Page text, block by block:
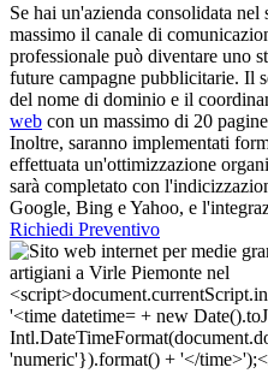
Se hai un'azienda consolidata nel
massimo il canale di
professionale può diventare uno
future campagne pubblicitarie. Il
del nome di dominio e il
web con un massimo di 20
Inoltre, saranno implementati
effettuata un'ottimizzazione
sarà completato con
Google, Bing e Yahoo, e
Richiedi Preventivo